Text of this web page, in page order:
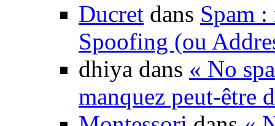
Ducret dans Spam :
Spoofing (ou
dhiya dans « No
manquez peut-être